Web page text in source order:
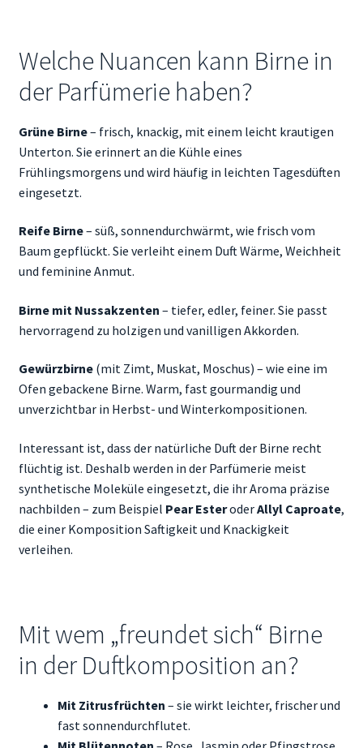
Welche Nuancen kann Birne in
der Parfümerie haben?
Grüne Birne– frisch, knackig, mit einem leicht krautigen
Unterton. Sie erinnert an die Kühle eines
Frühlingsmorgens und wird häufig in leichten Tagesdüften
eingesetzt.
Reife Birne– süß, sonnendurchwärmt, wie frisch vom
Baum gepflückt. Sie verleiht einem Duft Wärme, Weichheit
und feminine Anmut.
Birne mit Nussakzenten – tiefer, edler, feiner. Sie passt
hervorragend zu holzigen und vanilligen Akkorden.
Gewürzbirne(mit Zimt, Muskat, Moschus) – wie eine im
Ofen gebackene Birne. Warm, fast gourmandig und
unverzichtbar in Herbst- und Winterkompositionen.
Interessant ist, dass der natürliche Duft der Birne recht
flüchtig ist. Deshalb werden in der Parfümerie meist
synthetische Moleküle eingesetzt, die ihr Aroma präzise
nachbilden – zum Beispiel Pear EsteroderAllyl Caproate,
die einer Komposition Saftigkeit und Knackigkeit
verleihen.
Mit wem „freundet sich“ Birne
in der Duftkomposition an?
Mit Zitrusfrüchten – sie wirkt leichter, frischer und
fast sonnendurchflutet.